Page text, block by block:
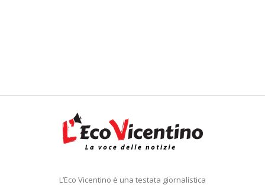
L’Eco Vicentino è una testata giornalistica